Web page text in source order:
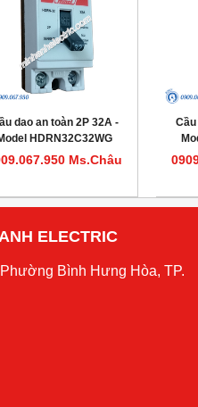
dao an toàn 2P 32A -
HDRN32C32WG
Ms.Châu
Cầu
ELECTRIC
Bình Hưng Hòa, TP.